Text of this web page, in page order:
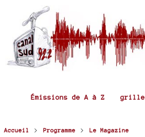
Émissions de A à Z grille
Accueil > Programme > Le Magazine